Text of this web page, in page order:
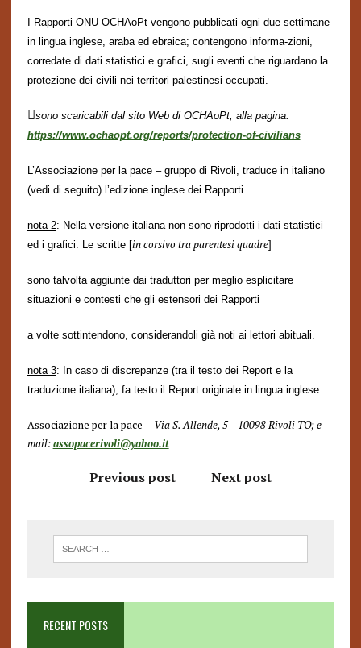
I Rapporti ONU OCHAoPt vengono pubblicati ogni due settimane
in lingua inglese, araba ed ebraica; contengono informa-zioni,
corredate di dati statistici e grafici, sugli eventi che riguardano la
protezione dei civili nei territori palestinesi occupati.
sono scaricabili dal sito Web di OCHAoPt, alla pagina:
https://www.ochaopt.org/reports/protection-of-civilians
L’Associazione per la pace – gruppo di Rivoli, traduce in italiano
(vedi di seguito) l’edizione inglese dei Rapporti.
nota 2: Nella versione italiana non sono riprodotti i dati statistici
ed i grafici. Le scritte[in corsivo tra parentesi quadre]
sono talvolta aggiunte dai traduttori per meglio esplicitare
situazioni e contesti che gli estensori dei Rapporti
a volte sottintendono, considerandoli già noti ai lettori abituali.
nota 3: In caso di discrepanze (tra il testo dei Report e la
traduzione italiana), fa testo il Report originale in lingua inglese.
Associazione per la pace – Via S. Allende, 5 – 10098 Rivoli TO; e-
mail:assopacerivoli@yahoo.it
Previous post Next post
RECENT POSTS